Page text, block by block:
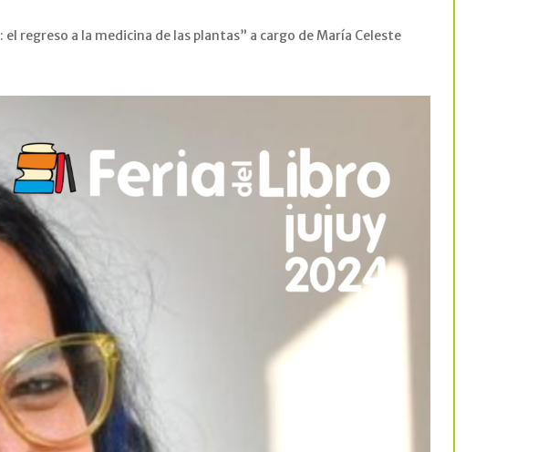
regreso a la medicina de las plantas” a cargo de María Celeste